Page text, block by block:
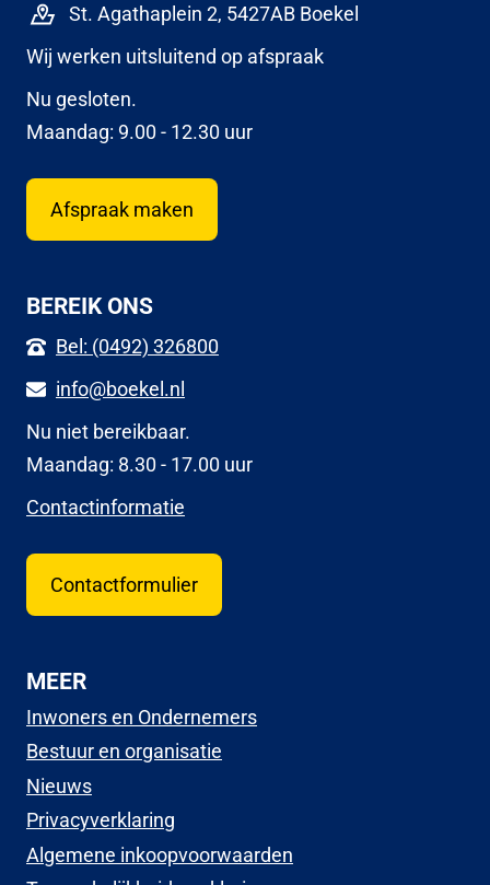
St. Agathaplein 2, 5427AB Boekel
Wij werken uitsluitend op afspraak
Nu gesloten.
Maandag: 9.00 - 12.30 uur
Afspraak maken
BEREIK ONS
Bel: (0492) 326800
info@boekel.nl
Nu niet bereikbaar.
Maandag: 8.30 - 17.00 uur
Contactinformatie
Contactformulier
MEER
Inwoners en Ondernemers
Bestuur en organisatie
Nieuws
Privacyverklaring
Algemene inkoopvoorwaarden